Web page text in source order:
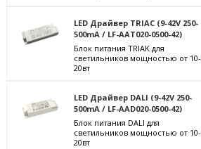
LED Драйвер TRIAC (9-42V 250-
500mA / LF-AAT020-0500-42)
Блок питания TRIAK для
светильников мощностью от 10-
20вт
LED Драйвер DALI (9-42V 250-
500mA / LF-AAD020-0500-42)
Блок питания DALI для
светильников мощностью от 10-
20вт